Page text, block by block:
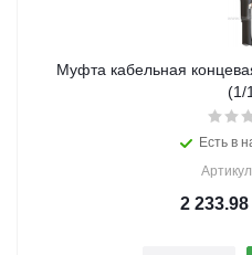
Муфта кабельная
(1/
Есть в
2 233.98